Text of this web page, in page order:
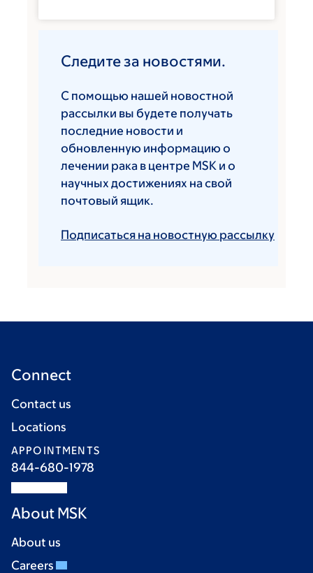
Следите за новостями.
С помощью нашей новостной
рассылки вы будете получать
последние новости и
обновленную информацию о
лечении рака в центре MSK и о
научных достижениях на свой
почтовый ящик.
Подписаться на новостную рассылку
Connect
Contact us
Locations
APPOINTMENTS
844-680-1978
About MSK
About us
Careers